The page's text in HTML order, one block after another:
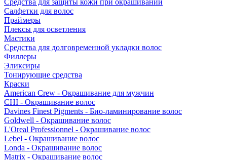
Средства для защиты кожи при окрашивании
Салфетки для волос
Праймеры
Плексы для осветления
Мастики
Средства для долговременной укладки волос
Филлеры
Эликсиры
Тонирующие средства
Краски
American Crew - Окрашивание для мужчин
CHI - Окрашивание волос
Davines Finest Pigments - Био-ламинирование волос
Goldwell - Окрашивание волос
L'Oreal Professionnel - Окрашивание волос
Lebel - Окрашивание волос
Londa - Окрашивание волос
Matrix - Окрашивание волос